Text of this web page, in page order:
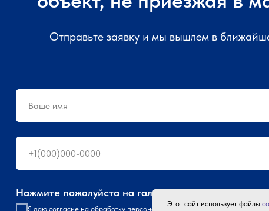
Отправьте заявку и мы вышлем в
Нажмите пожалуйста на галочки:
Я даю согласие на обработку персональных данных на условиях
Этот сайт использует файлы